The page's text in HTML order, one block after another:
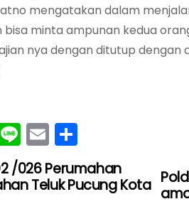
mengatakan dalam
bisa minta ampunan kedua
nya dengan ditutup dengan
Li
n
e
E
m
ai
h
ar
/026 Perumahan
Teluk Pucung Kota